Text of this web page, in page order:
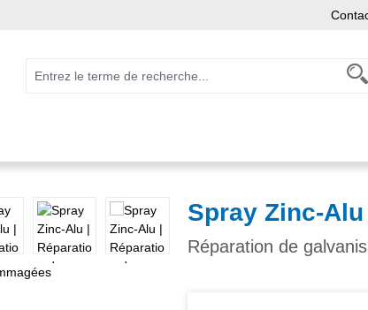
Spray Zinc-Alu
Réparation de